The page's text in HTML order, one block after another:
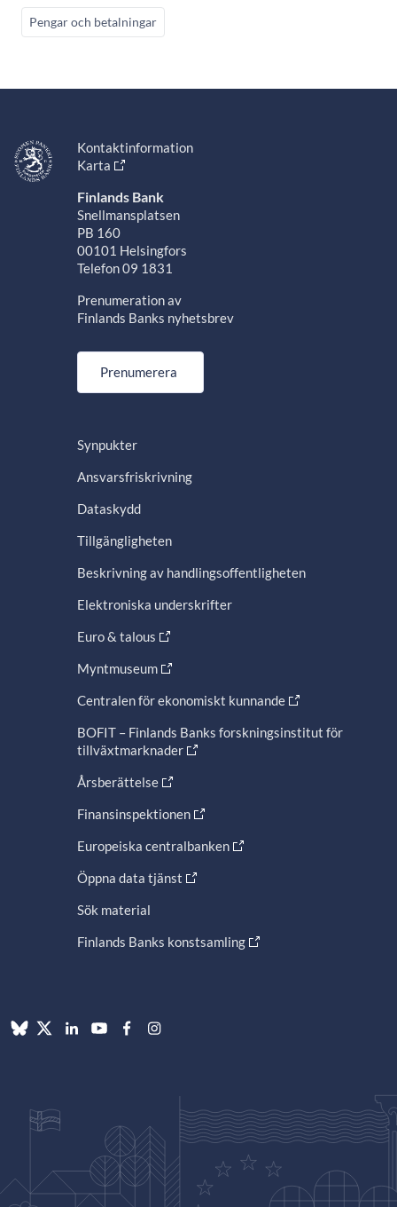
Pengar och betalningar
Kontaktinformation
Karta
Finlands Bank
Snellmansplatsen
PB 160
00101 Helsingfors
Telefon 09 1831
Prenumeration av
Finlands Banks nyhetsbrev
Prenumerera
Synpukter
Ansvarsfriskrivning
Dataskydd
Tillgängligheten
Beskrivning av handlingsoffentligheten
Elektroniska underskrifter
Euro & talous
Myntmuseum
Centralen för ekonomiskt kunnande
BOFIT – Finlands Banks forskningsinstitut för
tillväxtmarknader
Årsberättelse
Finansinspektionen
Europeiska centralbanken
Öppna data tjänst
Sök material
Finlands Banks konstsamling